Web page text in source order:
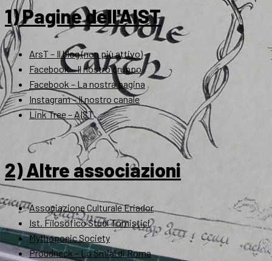
1) Pagine dell'AIST
ArsT – Il blog (non più attivo)
Facebook – Il nostro gruppo
Facebook – La nostra pagina
Instagram – Il nostro canale
Link Tree – AIST
2) Altre associazioni
Associazione Culturale Eriador
Ist. Filosofico Studi Tomistici
Mythopoeic Society
Proudneck – Lo Smial di Roma